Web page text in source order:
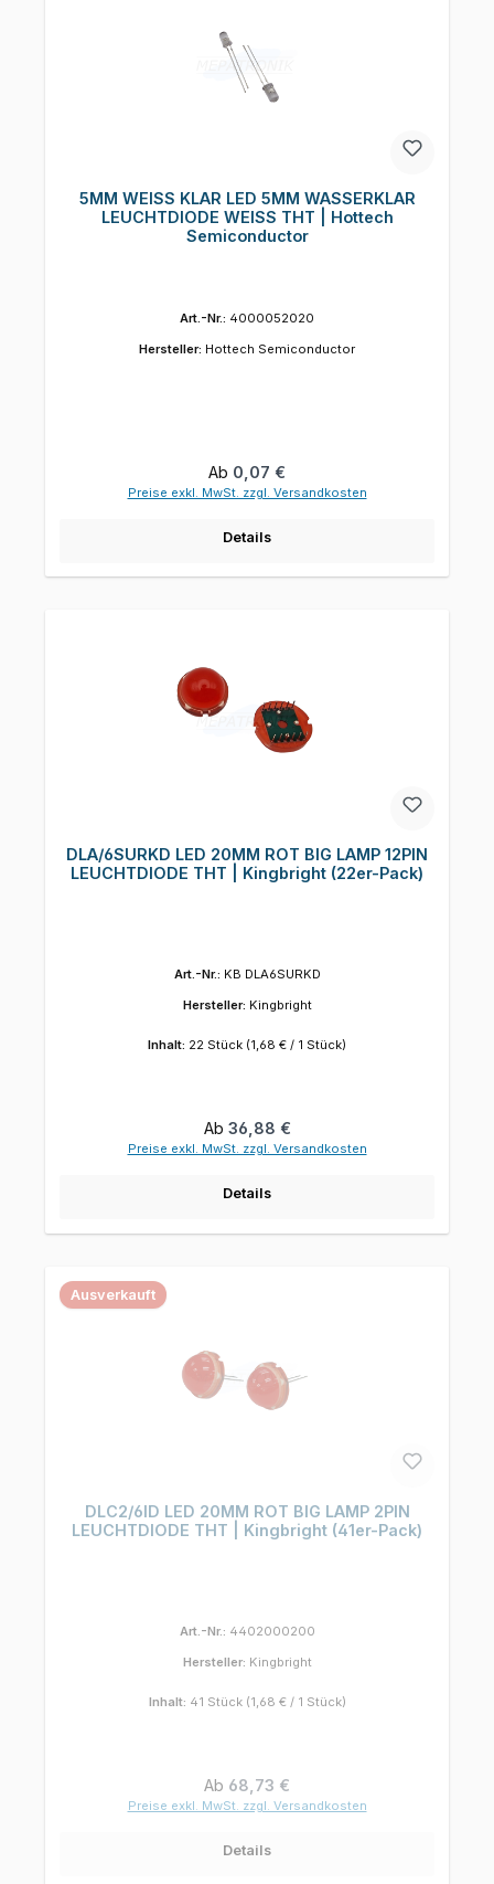
5MM WEISS KLAR LED 5MM WASSERKLAR
LEUCHTDIODE WEISS THT | Hottech
Semiconductor
Art.-Nr.: 4000052020
Hersteller: Hottech Semiconductor
Regulärer Preis:
Ab 0,07 €
Preise exkl. MwSt. zzgl. Versandkosten
Details
DLA/6SURKD LED 20MM ROT BIG LAMP 12PIN
LEUCHTDIODE THT | Kingbright (22er-Pack)
Art.-Nr.: KB DLA6SURKD
Hersteller: Kingbright
Inhalt: 22 Stück (1,68 € / 1 Stück)
Regulärer Preis:
Ab 36,88 €
Preise exkl. MwSt. zzgl. Versandkosten
Details
Ausverkauft
DLC2/6ID LED 20MM ROT BIG LAMP 2PIN
LEUCHTDIODE THT | Kingbright (41er-Pack)
Art.-Nr.: 4402000200
Hersteller: Kingbright
Inhalt: 41 Stück (1,68 € / 1 Stück)
Regulärer Preis:
Ab 68,73 €
Preise exkl. MwSt. zzgl. Versandkosten
Details